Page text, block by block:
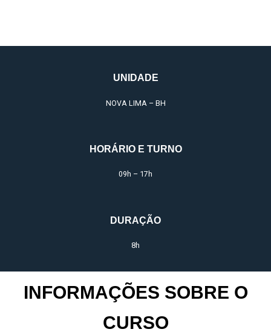
UNIDADE
NOVA LIMA – BH
HORÁRIO E TURNO
09h – 17h
DURAÇÃO
8h
INFORMAÇÕES SOBRE O
CURSO